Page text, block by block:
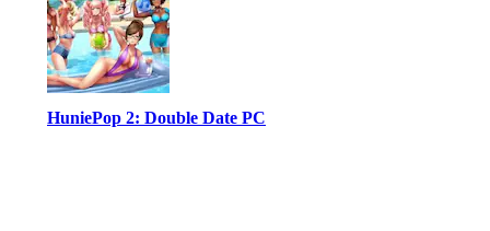
HuniePop 2: Double Date PC